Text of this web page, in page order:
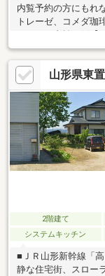
内覧予約の方にもれ
トレーゼ、コメダ珈
月々のお支払い例【
なしの場合）◆即日
連絡下さい！
山形県東
2階建て
システムキッチン
■ＪＲ山形新幹線「
静な住宅街、スロー